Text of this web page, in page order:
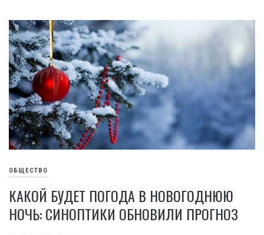
ОБЩЕСТВО
КАКОЙ БУДЕТ ПОГОДА В НОВОГОДНЮЮ
НОЧЬ: СИНОПТИКИ ОБНОВИЛИ ПРОГНОЗ